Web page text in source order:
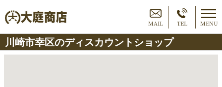
MAIL TEL MENU
川崎市幸区のディスカウントショップ